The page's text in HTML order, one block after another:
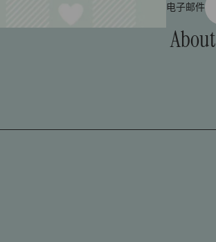
电子邮件
About